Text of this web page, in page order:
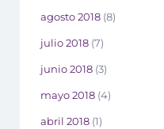
agosto 2018 (8)
julio 2018 (7)
junio 2018 (3)
mayo 2018 (4)
abril 2018 (1)